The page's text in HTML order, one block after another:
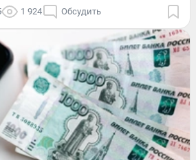
1 924 Обсудить